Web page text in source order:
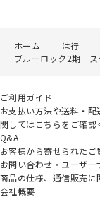
ホーム は行
ブルーロック2期 ス
ご利用ガイド
お支払い方法や送料・
関してはこちらをご確認
Q&A
お客様から寄せられたご
お問い合わせ・ユーザー
商品の仕様、通信販売に
会社概要